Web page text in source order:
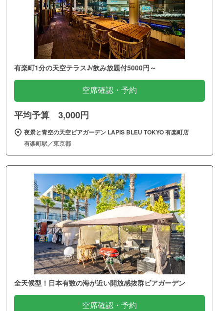
有楽町1分の天空テラス♪/飲み放題付5000円～
空席確認・予約
平均予算 3,000円
夜景と青空の天空ビアガーデン LAPIS BLEU TOKYO 有楽町店
有楽町駅／東京都
全天候型！日本有数の海が近い開放感抜群ビアガーデン
空席確認・予約